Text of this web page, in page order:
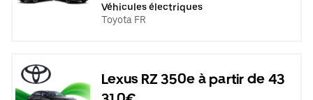
Véhicules électriques
Toyota FR
Lexus RZ 350e à partir de 43